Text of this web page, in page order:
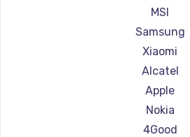
Ремонт
Ремонт
Ремонт
Ремонт
Ремонт
Ремонт
Ремонт планшетов
MSI
Samsung
Xiaomi
Alcatel
Apple
Nokia
4Good